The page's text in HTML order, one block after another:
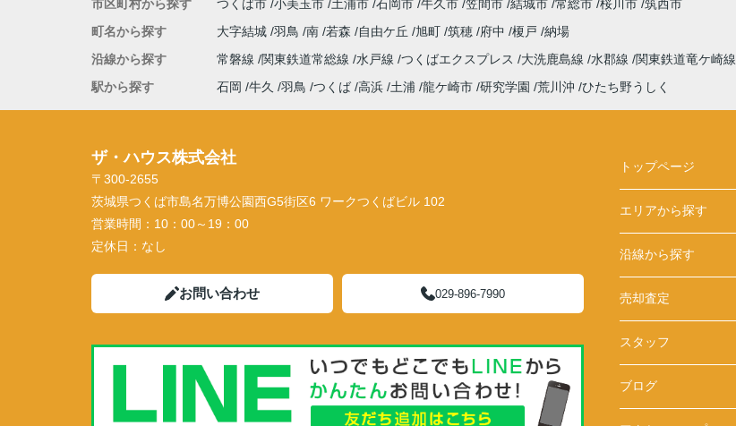
市区町村から探す つくば市 小美玉市 土浦市 石岡市 牛久市 笠間市 結城市 常総市 桜川市 筑西市
町名から探す
大字結城 羽鳥 南 若森 自由ケ丘 旭町 筑穂 府中 榎戸 納場
沿線から探す
常磐線 関東鉄道常総線 水戸線 つくばエクスプレス 大洗鹿島線 水郡線 関東鉄道竜ケ崎線
駅から探す
石岡 牛久 羽鳥 つくば 高浜 土浦 龍ケ崎市 研究学園 荒川沖 ひたち野うしく
ザ・ハウス株式会社
〒300-2655
茨城県つくば市島名万博公園西G5街区6 ワークつくばビル 102
営業時間： 10：00～19：00
定休日： なし
お問い合わせ 029-896-7990
トップページ
エリアから探す
沿線から探す
売却査定
スタッフ
ブログ